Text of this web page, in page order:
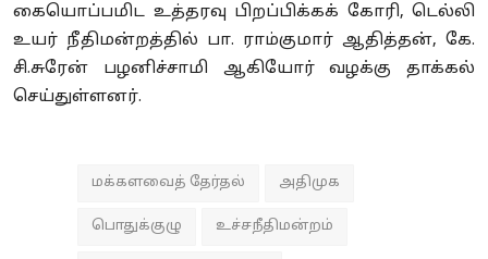
கையொப்பமிட உத்தரவு பிறப்பிக்கக் கோரி, டெல்லி
உயர் நீதிமன்றத்தில் பா. ராம்குமார் ஆதித்தன், கே.
சி.சுரேன் பழனிச்சாமி ஆகியோர் வழக்கு தாக்கல்
செய்துள்ளனர்.
மக்களவைத் தேர்தல் அதிமுக
பொதுக்குழு உச்சநீதிமன்றம்